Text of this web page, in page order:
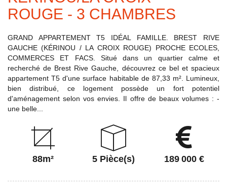
ROUGE - 3 CHAMBRES
GRAND APPARTEMENT T5 IDÉAL FAMILLE. BREST RIVE
GAUCHE (KÉRINOU / LA CROIX ROUGE) PROCHE ECOLES,
COMMERCES ET FACS. Situé dans un quartier calme et
recherché de Brest Rive Gauche, découvrez ce bel et spacieux
appartement T5 d'une surface habitable de 87,33 m². Lumineux,
bien distribué, ce logement possède un fort potentiel
d'aménagement selon vos envies. Il offre de beaux volumes : -
une belle...
88m² 5 Pièce(s) 189 000 €